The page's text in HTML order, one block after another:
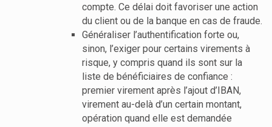
compte. Ce délai doit favoriser une action
du client ou de la banque en cas de fraude.
Généraliser l’authentification forte ou,
sinon, l’exiger pour certains virements à
risque, y compris quand ils sont sur la
liste de bénéficiaires de confiance :
premier virement après l’ajout d’IBAN,
virement au-delà d’un certain montant,
opération quand elle est demandée